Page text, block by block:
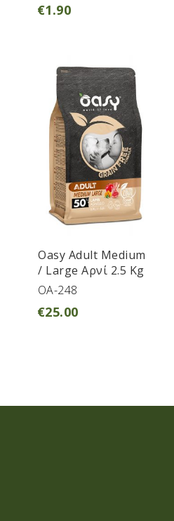
€1.90
Oasy Adult Medium
/ Large Αρνί 2.5 Kg
OA-248
€25.00